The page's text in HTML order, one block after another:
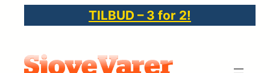
indhold
TILBUD – 3 for 2!